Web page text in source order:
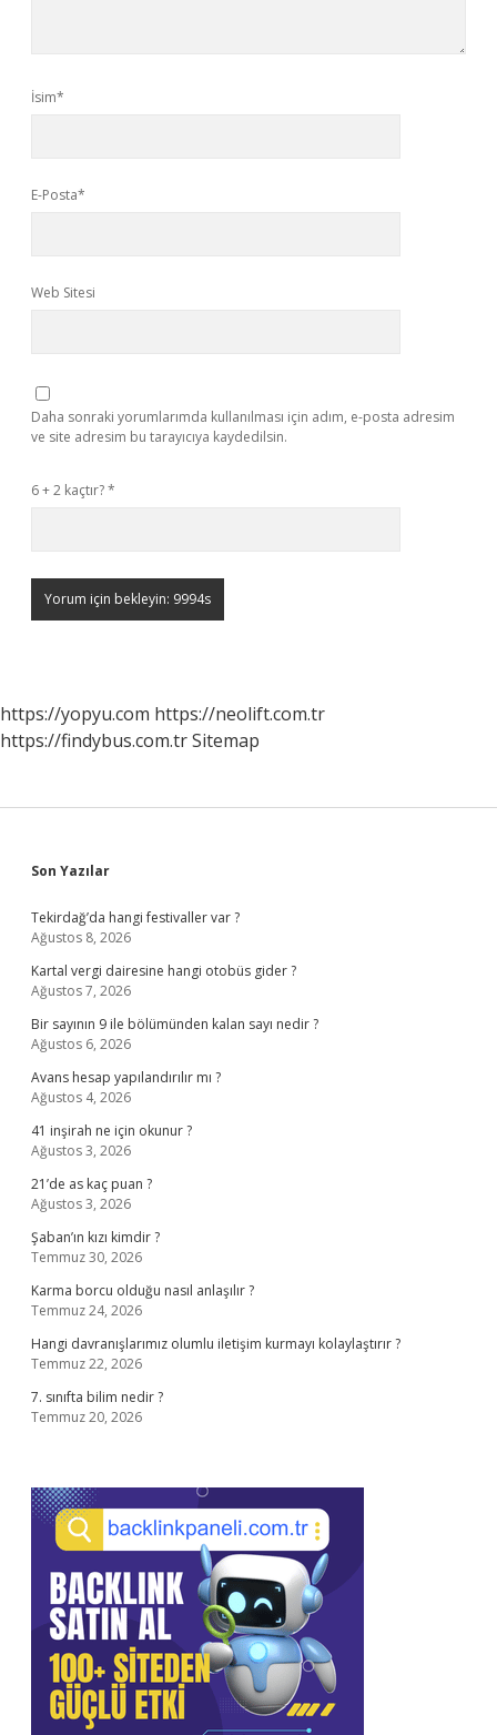
İsim*
E-Posta*
Web Sitesi
Daha sonraki yorumlarımda kullanılması için adım, e-posta adresim
ve site adresim bu tarayıcıya kaydedilsin.
6 + 2 kaçtır?*
https://yopyu.com https://neolift.com.tr
https://findybus.com.trSitemap
Sidebar
Son Yazılar
Tekirdağ’da hangi festivaller var ?
Ağustos 8, 2026
Kartal vergi dairesine hangi otobüs gider ?
Ağustos 7, 2026
Bir sayının 9 ile bölümünden kalan sayı nedir ?
Ağustos 6, 2026
Avans hesap yapılandırılır mı ?
Ağustos 4, 2026
41 inşirah ne için okunur ?
Ağustos 3, 2026
21’de as kaç puan ?
Ağustos 3, 2026
Şaban’ın kızı kimdir ?
Temmuz 30, 2026
Karma borcu olduğu nasıl anlaşılır ?
Temmuz 24, 2026
Hangi davranışlarımız olumlu iletişim kurmayı kolaylaştırır ?
Temmuz 22, 2026
7. sınıfta bilim nedir ?
Temmuz 20, 2026